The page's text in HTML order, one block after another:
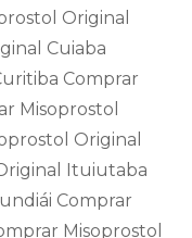
Original
Cuiaba
Comprar
Misoprostol
Original
Ituiutaba
Comprar
Misoprostol